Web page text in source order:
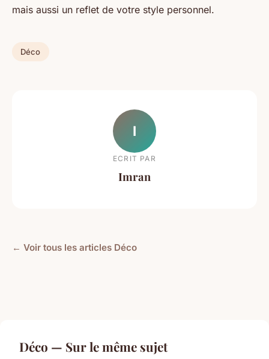
mais aussi un reflet de votre style personnel.
Déco
I
ECRIT PAR
Imran
← Voir tous les articles Déco
Déco — Sur le même sujet